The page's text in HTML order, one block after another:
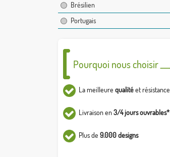
Brésilien
Portugais
Pourquoi nous choisir ___
La meilleure qualitéet résistance
Livraison en3/4 jours ouvrables*
Plus de 9.000 designs